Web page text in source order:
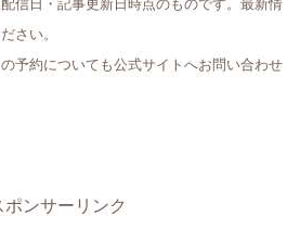
信日・記事更新日時点のものです。最新情
さい。
予約についても公式サイトへお問い合わせ
ポンサーリンク